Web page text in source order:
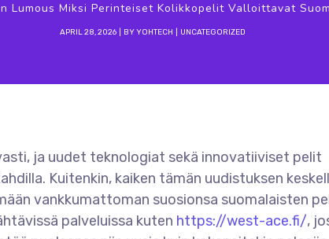
Lumous Miksi Perinteiset Kolikkopelit Valloittavat
APRIL 28, 2026 BYYOHTECH UNCATEGORIZED
ja uudet teknologiat sekä innovatiiviset pelit
Kuitenkin, kaiken tämän uudistuksen
vankkumattoman suosionsa suomalaisten
palveluissa kuten https://west-ace.fi/,